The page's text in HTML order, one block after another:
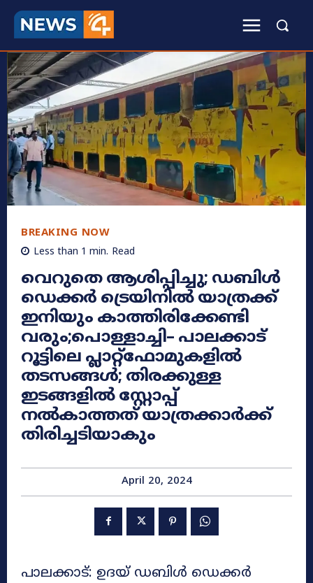
BREAKING NOW
Less than 1 min. Read
വെറുതെ ആശിപ്പിച്ചു; ഡബിൾ
ഡെക്കർ ട്രെയിനിൽ യാത്രക്ക്
ഇനിയും കാത്തിരിക്കേണ്ടി
വരും;പെ‍ാള്ളാച്ചി– പാലക്കാട്
റൂട്ടിലെ പ്ലാറ്റ്ഫേ‍ാമുകളിൽ
തടസങ്ങൾ; തിരക്കുള്ള
ഇടങ്ങളിൽ സ്റ്റേ‍ാപ്പ്
നൽകാത്തത് യാത്രക്കാർക്ക്
തിരിച്ചടിയാകും
April 20, 2024
പാലക്കാട്: ഉദയ് ഡബിൾ ഡെക്കർ